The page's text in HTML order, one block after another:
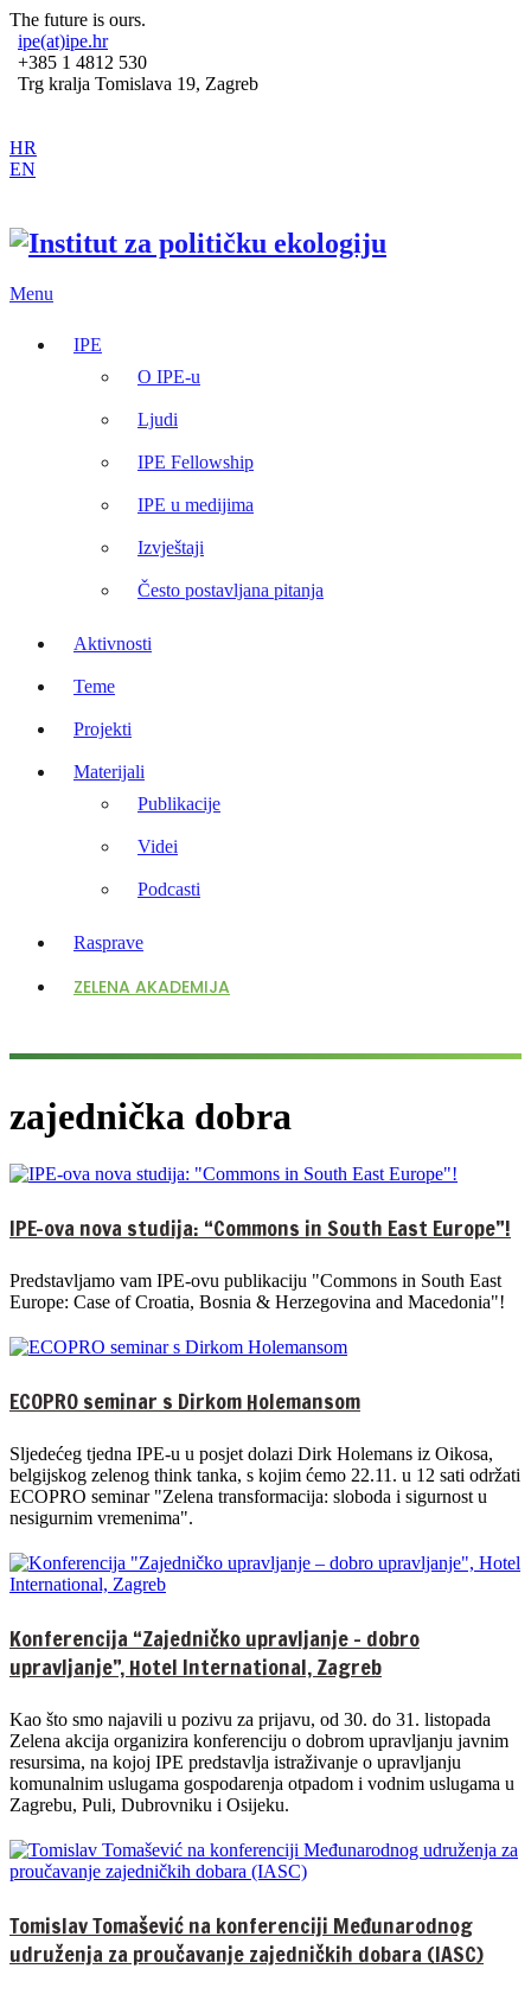
The future is ours.
ipe(at)ipe.hr
+385 1 4812 530
Trg kralja Tomislava 19, Zagreb
HR
EN
Menu
IPE
O IPE-u
Ljudi
IPE Fellowship
IPE u medijima
Izvještaji
Često postavljana pitanja
Aktivnosti
Teme
Projekti
Materijali
Publikacije
Videi
Podcasti
Rasprave
ZELENA AKADEMIJA
zajednička dobra
IPE-ova nova studija: “Commons in South East Europe”!
Predstavljamo vam IPE-ovu publikaciju "Commons in South East
Europe: Case of Croatia, Bosnia & Herzegovina and Macedonia"!
ECOPRO seminar s Dirkom Holemansom
Sljedećeg tjedna IPE-u u posjet dolazi Dirk Holemans iz Oikosa,
belgijskog zelenog think tanka, s kojim ćemo 22.11. u 12 sati održati
ECOPRO seminar "Zelena transformacija: sloboda i sigurnost u
nesigurnim vremenima".
Konferencija “Zajedničko upravljanje – dobro
upravljanje”, Hotel International, Zagreb
Kao što smo najavili u pozivu za prijavu, od 30. do 31. listopada
Zelena akcija organizira konferenciju o dobrom upravljanju javnim
resursima, na kojoj IPE predstavlja istraživanje o upravljanju
komunalnim uslugama gospodarenja otpadom i vodnim uslugama u
Zagrebu, Puli, Dubrovniku i Osijeku.
Tomislav Tomašević na konferenciji Međunarodnog
udruženja za proučavanje zajedničkih dobara (IASC)